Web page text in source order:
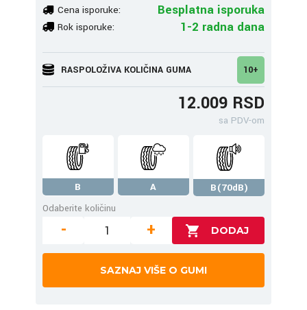
Cena isporuke: Besplatna isporuka
Rok isporuke: 1-2 radna dana
RASPOLOŽIVA KOLIČINA GUMA 10+
12.009 RSD
sa PDV-om
B A
B(70dB)
Odaberite količinu
- +
SAZNAJ VIŠE O GUMI